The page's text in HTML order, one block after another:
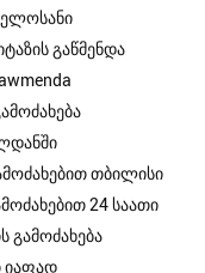
გაწმენდა
თბილისი
24 საათი
გამოძახება
იაფად